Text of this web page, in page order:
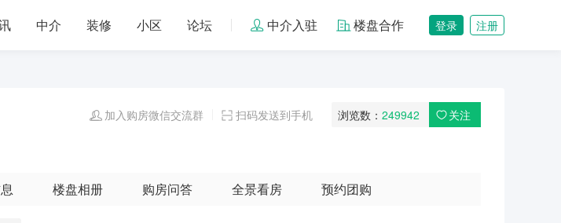
中介 装修 小区 论坛 中介入驻 楼盘合作 登录 注册
加入购房微信交流群 扫码发送到手机 浏览数： 249942 关注
楼盘相册 购房问答 全景看房 预约团购